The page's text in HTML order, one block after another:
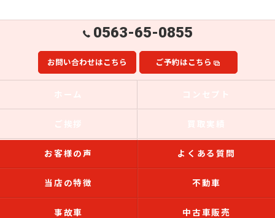
0563-65-0855
お問い合わせはこちら ご予約はこちら
お客様の声 よくある質問
当店の特徴 不動車
事故車 中古車販売